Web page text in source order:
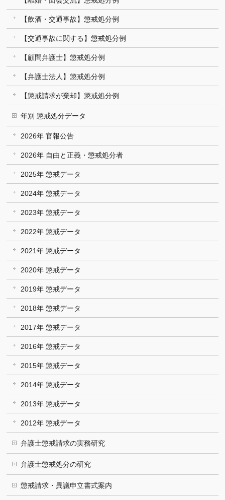
【飲酒・交通事故】懲戒処分例
【交通事故に関する】懲戒処分例
【顧問弁護士】懲戒処分例
【弁護士法人】懲戒処分例
【懲戒請求が棄却】懲戒処分例
年別 懲戒処分データ
2026年 官報公告
2026年 自由と正義・懲戒処分者
2025年 懲戒データ
2024年 懲戒データ
2023年 懲戒データ
2022年 懲戒データ
2021年 懲戒データ
2020年 懲戒データ
2019年 懲戒データ
2018年 懲戒データ
2017年 懲戒データ
2016年 懲戒データ
2015年 懲戒データ
2014年 懲戒データ
2013年 懲戒データ
2012年 懲戒データ
弁護士懲戒請求の実務研究
弁護士懲戒処分の研究
懲戒請求・異議申立書式案内